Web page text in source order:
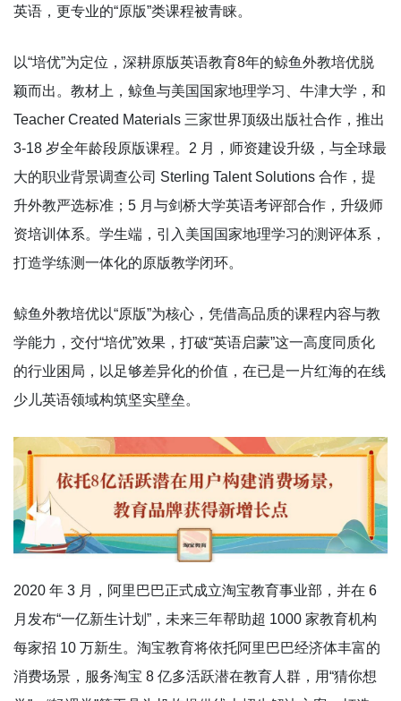
英语，更专业的“原版”类课程被青睐。
以“培优”为定位，深耕原版英语教育8年的鲸鱼外教培优脱
颖而出。教材上，鲸鱼与美国国家地理学习、牛津大学，和
Teacher Created Materials 三家世界顶级出版社合作，推出
3-18 岁全年龄段原版课程。2 月，师资建设升级，与全球最
大的职业背景调查公司 Sterling Talent Solutions 合作，提
升外教严选标准；5 月与剑桥大学英语考评部合作，升级师
资培训体系。学生端，引入美国国家地理学习的测评体系，
打造学练测一体化的原版教学闭环。
鲸鱼外教培优以“原版”为核心，凭借高品质的课程内容与教
学能力，交付“培优”效果，打破“英语启蒙”这一高度同质化
的行业困局，以足够差异化的价值，在已是一片红海的在线
少儿英语领域构筑坚实壁垒。
2020 年 3 月，阿里巴巴正式成立淘宝教育事业部，并在 6
月发布“一亿新生计划”，未来三年帮助超 1000 家教育机构
每家招 10 万新生。淘宝教育将依托阿里巴巴经济体丰富的
消费场景，服务淘宝 8 亿多活跃潜在教育人群，用“猜你想